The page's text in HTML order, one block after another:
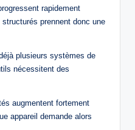
rapidement
prennent donc une
plusieurs systèmes de
nécessitent des
augmentent fortement
appareil demande alors